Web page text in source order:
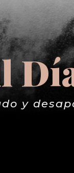
y